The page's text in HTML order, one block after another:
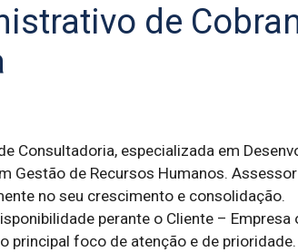
de
Consultadoria, especializada em
Gestão de Recursos Humanos.
no seu crescimento e consolidação.
perante o Cliente – Empresa
principal foco de atenção e de prioridade.